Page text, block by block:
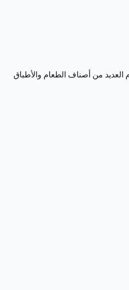
من أصناف الطعام والأطباق